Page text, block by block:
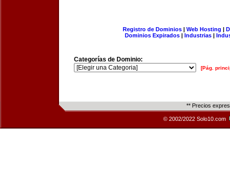
Registro de Dominios| Web Hosting |
Dominios Expirados | Industrias |
Categorías de Dominio:
[Pág.
** Precios
© 2002/2022 Solo10.com